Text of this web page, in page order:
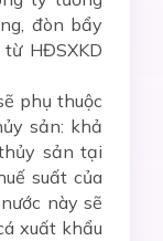
đòn bẩy
HĐSXKD
phụ thuộc
sản: khả
sản tại
suất của
này sẽ
xuất khẩu